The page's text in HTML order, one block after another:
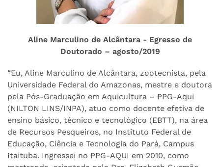
Aline Marculino de Alcântara - Egresso de
Doutorado – agosto/2019
“Eu, Aline Marculino de Alcântara, zootecnista, pela
Universidade Federal do Amazonas, mestre e doutora
pela Pós-Graduação em Aquicultura – PPG-Aqui
(NILTON LINS/INPA), atuo como docente efetiva de
ensino básico, técnico e tecnológico (EBTT), na área
de Recursos Pesqueiros, no Instituto Federal de
Educação, Ciência e Tecnologia do Pará, Campus
Itaituba. Ingressei no PPG-AQUI em 2010, como